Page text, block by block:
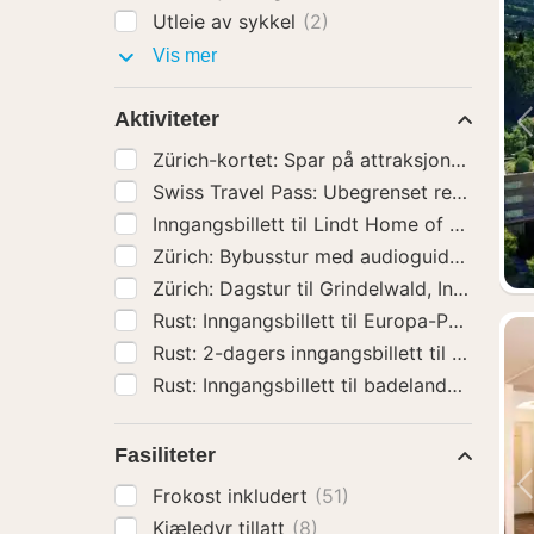
Utleie av sykkel (2)
Vis merHotelltillegg
Aktiviteter
Zürich:
Rust: Inngangsbillett til Europa-Park
(3)
Rust: 2-dagers inngangsbillett til
Rust: Inngangsbillett til
Fasiliteter
Frokost inkludert (51)
Kjæledyr tillatt (8)